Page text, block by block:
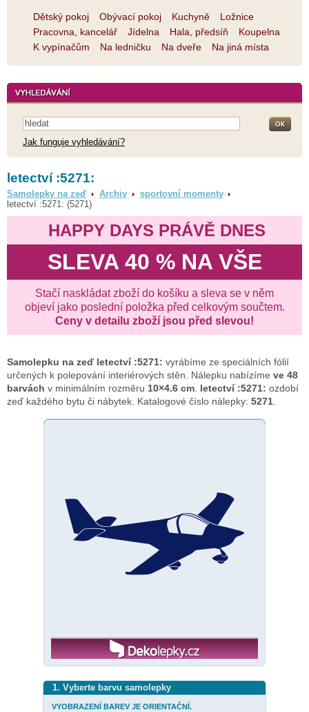
Dětský pokoj Obývací pokoj Kuchyně
Ložnice
Pracovna, kancelář
Jídelna Hala, předsíň
Koupelna
K vypínačům
Na ledničku Na dveře Na jiná místa
Jak funguje vyhledávání?
letectví :5271:
Samolepky na zeď Archiv
sportovní momenty
letectví :5271: (5271)
HAPPY DAYS PRÁVĚ DNES
SLEVA 40 % NA VŠE
Stačí naskládat zboží do košíku a sleva se v něm
objeví jako poslední položka před celkovým součtem.
Ceny v detailu zboží jsou před slevou!
Samolepku na zeď letectví :5271: vyrábíme ze speciálních fólií
určených k polepování interiérových stěn. Nálepku nabízíme ve 48
barvách v minimálním rozměru 10×4.6 cm letectví :5271: ozdobí
zeď každého bytu či nábytek. Katalogové číslo nálepky: 5271
1. Vyberte barvu samolepky
VYOBRAZENÍ BAREV JE ORIENTAČNÍ.